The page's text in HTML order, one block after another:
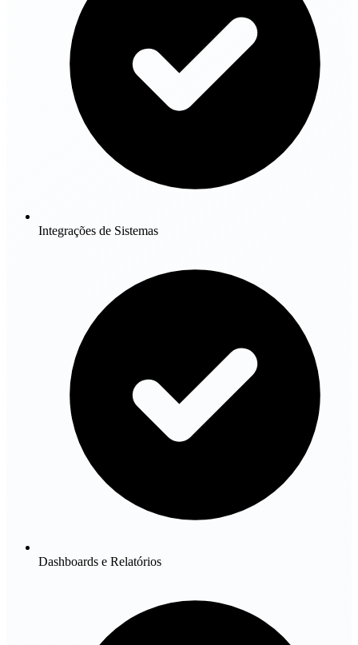
Integrações de Sistemas
Dashboards e Relatórios